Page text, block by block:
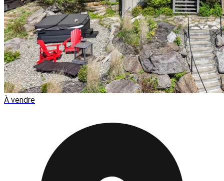
À vendre